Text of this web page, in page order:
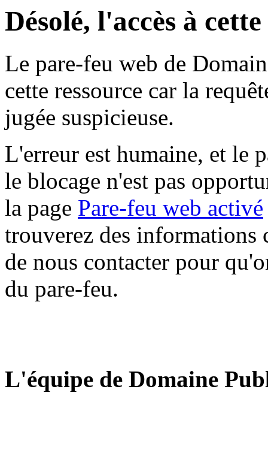
Désolé, l'accès à
Le pare-feu web de
cette ressource car la
jugée suspicieuse.
L'erreur est humaine, et le
le blocage n'est pas
la page Pare-feu web activé
trouverez des informations
de nous contacter pour
du pare-feu.
L'équipe de Domaine